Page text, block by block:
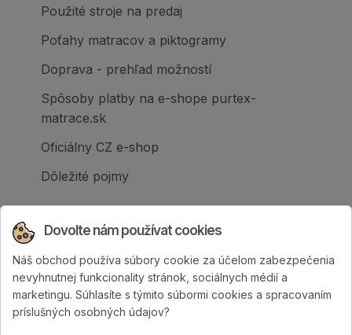
Použité stroje na predaj
Poťahy matracov a piktogramy
Doprava - prehľad možností
Spôsoby platby na e-shope purtex-
matrace.sk
Oficiálny CZ e-shop
Dôležité pojmy
Spoločnosť PURTEX s.r.o., založená v roku
1995, je popredným slovenským výrobcom
postelí a klinicky hodnotených matracov.
Dovolte nám používat cookies
Náš obchod používa súbory cookie za účelom zabezpečenia
nevyhnutnej funkcionality stránok, sociálnych médií a
marketingu. Súhlasíte s týmito súbormi cookies a spracovaním
príslušných osobných údajov?